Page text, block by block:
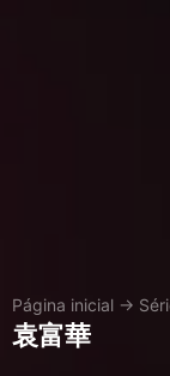
Página inicial →
袁富華